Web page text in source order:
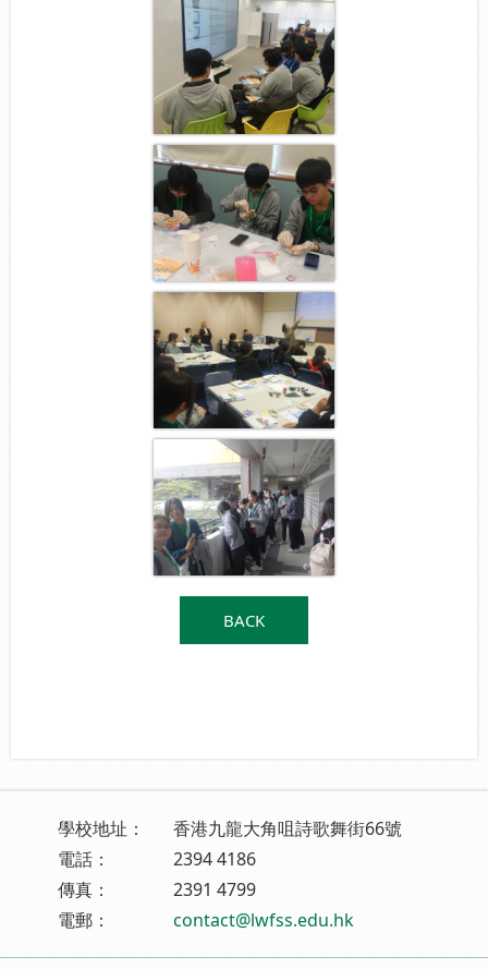
BACK
學校地址：
香港九龍大角咀詩歌舞街66號
電話：
2394 4186
傳真：
2391 4799
電郵：
contact@lwfss.edu.hk